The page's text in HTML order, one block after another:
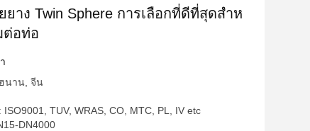
าง Twin Sphere การเลือกที่ดีที่สุดสําห
ต่อท่อ
นาน, จีน
TUV, WRAS, CO, MTC, PL, IV etc
DN4000